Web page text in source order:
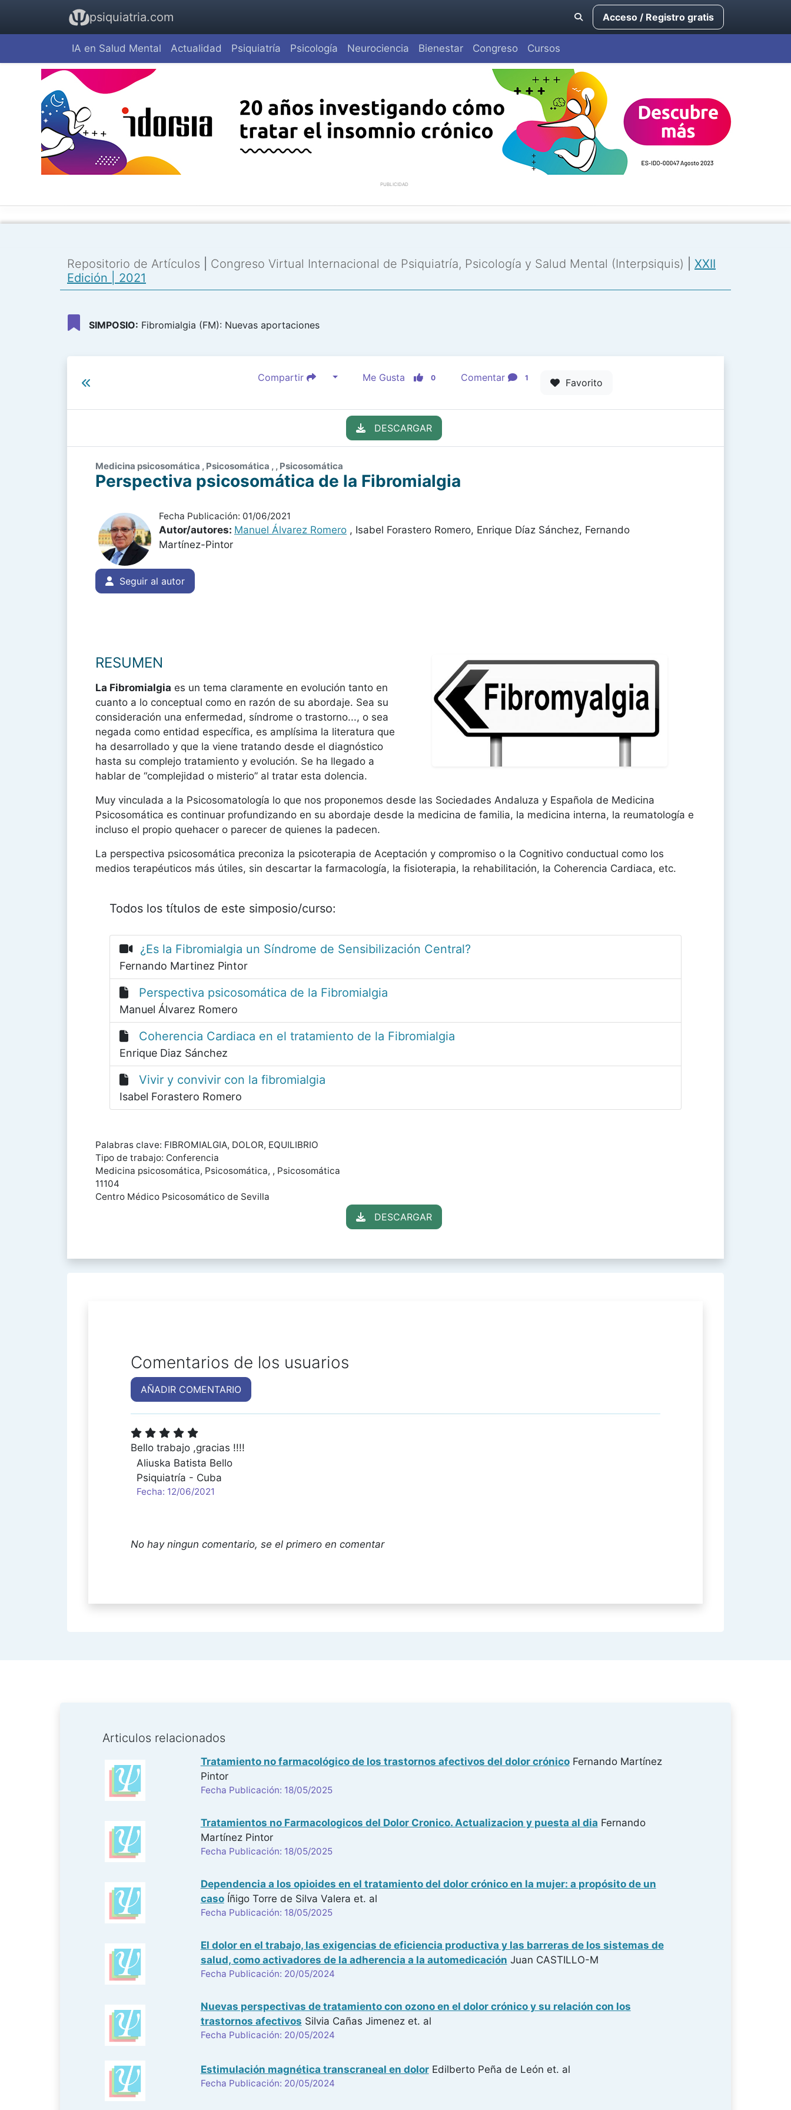
psiquiatria.com Acceso / Registro gratis
IA en Salud Mental Actualidad Psiquiatría Psicología Neurociencia Bienestar Congreso Cursos
PUBLICIDAD
Repositorio de Artículos Congreso Virtual Internacional de Psiquiatría, Psicología y Salud Mental (Interpsiquis)
XXII
Edición | 2021
SIMPOSIO: Fibromialgia (FM): Nuevas aportaciones
Compartir Me Gusta 0 Comentar 1 Favorito
DESCARGAR
Medicina psicosomática , Psicosomática , , Psicosomática
Perspectiva psicosomática de la Fibromialgia
Fecha Publicación: 01/06/2021
Autor/autores: Manuel Álvarez Romero , Isabel Forastero Romero, Enrique Díaz Sánchez, Fernando
Martínez-Pintor
Seguir al autor
RESUMEN
La Fibromialgia es un tema claramente en evolución tanto en
cuanto a lo conceptual como en razón de su abordaje. Sea su
consideración una enfermedad, síndrome o trastorno..., o sea
negada como entidad específica, es amplísima la literatura que
ha desarrollado y que la viene tratando desde el diagnóstico
hasta su complejo tratamiento y evolución. Se ha llegado a
hablar de “complejidad o misterio” al tratar esta dolencia.
Muy vinculada a la Psicosomatología lo que nos proponemos desde las Sociedades Andaluza y Española de Medicina
Psicosomática es continuar profundizando en su abordaje desde la medicina de familia, la medicina interna, la reumatología e
incluso el propio quehacer o parecer de quienes la padecen.
La perspectiva psicosomática preconiza la psicoterapia de Aceptación y compromiso o la Cognitivo conductual como los
medios terapéuticos más útiles, sin descartar la farmacología, la fisioterapia, la rehabilitación, la Coherencia Cardiaca, etc.
Todos los títulos de este simposio/curso:
¿Es la Fibromialgia un Síndrome de Sensibilización Central?
Fernando Martinez Pintor
Perspectiva psicosomática de la Fibromialgia
Manuel Álvarez Romero
Coherencia Cardiaca en el tratamiento de la Fibromialgia
Enrique Diaz Sánchez
Vivir y convivir con la fibromialgia
Isabel Forastero Romero
Palabras clave: FIBROMIALGIA, DOLOR, EQUILIBRIO
Tipo de trabajo: Conferencia
Medicina psicosomática, Psicosomática, , Psicosomática
11104
Centro Médico Psicosomático de Sevilla
DESCARGAR
Comentarios de los usuarios
AÑADIR COMENTARIO
Bello trabajo ,gracias !!!!
Aliuska Batista Bello
Psiquiatría - Cuba
Fecha: 12/06/2021
No hay ningun comentario, se el primero en comentar
Articulos relacionados
Tratamiento no farmacológico de los trastornos afectivos del dolor crónicoFernando Martínez
Pintor
Fecha Publicación: 18/05/2025
Tratamientos no Farmacologicos del Dolor Cronico. Actualizacion y puesta al dia Fernando
Martínez Pintor
Fecha Publicación: 18/05/2025
Dependencia a los opioides en el tratamiento del dolor crónico en la mujer: a propósito de un
casoÍñigo Torre de Silva Valera et. al
Fecha Publicación: 18/05/2025
El dolor en el trabajo, las exigencias de eficiencia productiva y las barreras de los sistemas de
salud, como activadores de la adherencia a la automedicación Juan CASTILLO-M
Fecha Publicación: 20/05/2024
Nuevas perspectivas de tratamiento con ozono en el dolor crónico y su relación con los
trastornos afectivos Silvia Cañas Jimenezet. al
Fecha Publicación: 20/05/2024
Estimulación magnética transcraneal en dolorEdilberto Peña de León et. al
Fecha Publicación: 20/05/2024